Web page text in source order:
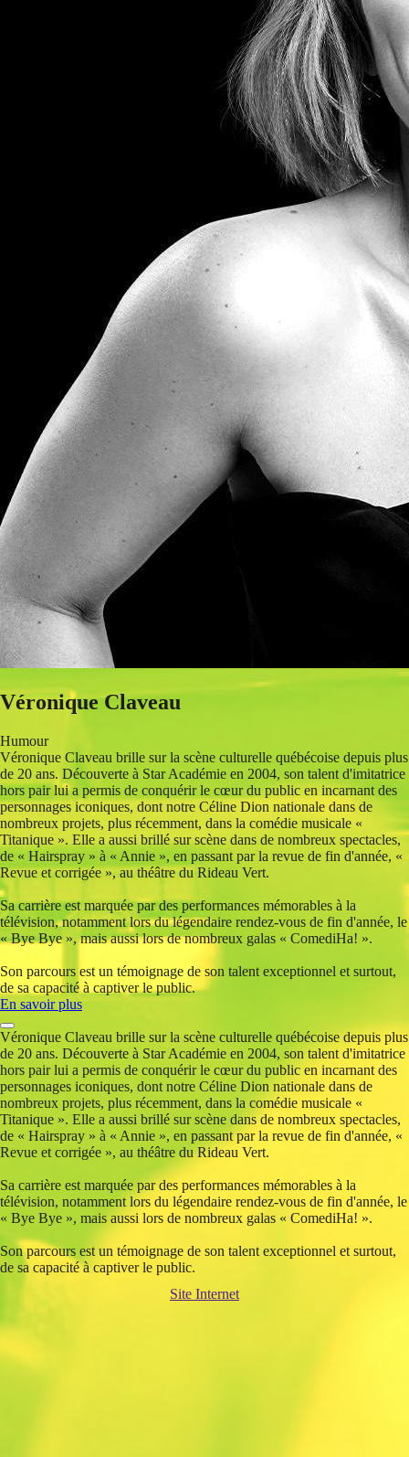
Véronique Claveau
Humour
Véronique Claveau brille sur la scène culturelle québécoise depuis plus
de 20 ans. Découverte à Star Académie en 2004, son talent d'imitatrice
hors pair lui a permis de conquérir le cœur du public en incarnant des
personnages iconiques, dont notre Céline Dion nationale dans de
nombreux projets, plus récemment, dans la comédie musicale «
Titanique ». Elle a aussi brillé sur scène dans de nombreux spectacles,
de « Hairspray » à « Annie », en passant par la revue de fin d'année, «
Revue et corrigée », au théâtre du Rideau Vert.
Sa carrière est marquée par des performances mémorables à la
télévision, notamment lors du légendaire rendez-vous de fin d'année, le
« Bye Bye », mais aussi lors de nombreux galas « ComediHa! ».
Son parcours est un témoignage de son talent exceptionnel et surtout,
de sa capacité à captiver le public.
En savoir plus
Véronique Claveau brille sur la scène culturelle québécoise depuis plus
de 20 ans. Découverte à Star Académie en 2004, son talent d'imitatrice
hors pair lui a permis de conquérir le cœur du public en incarnant des
personnages iconiques, dont notre Céline Dion nationale dans de
nombreux projets, plus récemment, dans la comédie musicale «
Titanique ». Elle a aussi brillé sur scène dans de nombreux spectacles,
de « Hairspray » à « Annie », en passant par la revue de fin d'année, «
Revue et corrigée », au théâtre du Rideau Vert.
Sa carrière est marquée par des performances mémorables à la
télévision, notamment lors du légendaire rendez-vous de fin d'année, le
« Bye Bye », mais aussi lors de nombreux galas « ComediHa! ».
Son parcours est un témoignage de son talent exceptionnel et surtout,
de sa capacité à captiver le public.
Site Internet